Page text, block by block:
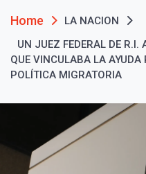
Home
LA NACION
UN JUEZ FEDERAL DE R.I.
QUE VINCULABA LA AYUDA
POLÍTICA MIGRATORIA